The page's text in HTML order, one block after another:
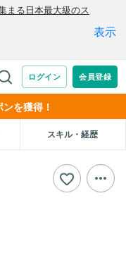
を獲得！
スキル・経歴